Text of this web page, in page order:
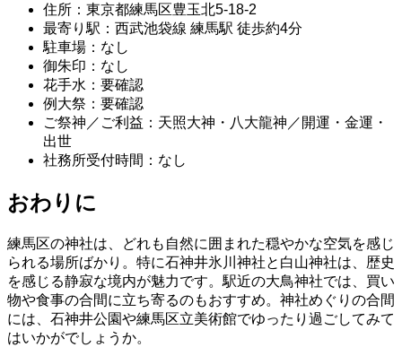
住所：東京都練馬区豊玉北5-18-2
最寄り駅：西武池袋線 練馬駅 徒歩約4分
駐車場：なし
御朱印：なし
花手水：要確認
例大祭：要確認
ご祭神／ご利益：天照大神・八大龍神／開運・金運・
出世
社務所受付時間：なし
おわりに
練馬区の神社は、どれも自然に囲まれた穏やかな空気を感じ
られる場所ばかり。特に石神井氷川神社と白山神社は、歴史
を感じる静寂な境内が魅力です。駅近の大鳥神社では、買い
物や食事の合間に立ち寄るのもおすすめ。神社めぐりの合間
には、石神井公園や練馬区立美術館でゆったり過ごしてみて
はいかがでしょうか。